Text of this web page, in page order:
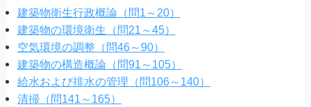
建築物衛生行政概論（問1～20）
建築物の環境衛生（問21～45）
空気環境の調整（問46～90）
建築物の構造概論（問91～105）
給水および排水の管理（問106～140）
清掃（問141～165）